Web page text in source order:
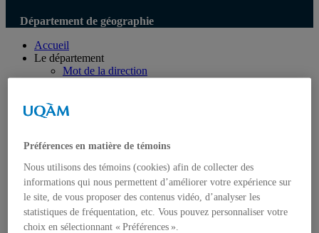
Département de géographie
Accueil
Le département
Mot de la direction
Programmes
Doctorat en géographie
Corps enseignant
Professeur.e.s régulie.è.r.e.s
Professeur.e.s associé.e.s
Professeur.e.s invité.e.s
Chargé.e.s de cours de géographie
Préférences en matière de témoins
Nous utilisons des témoins (cookies) afin de collecter des
informations qui nous permettent d’améliorer votre expérience sur
le site, de vous proposer des contenus vidéo, d’analyser les
statistiques de fréquentation, etc. Vous pouvez personnaliser votre
choix en sélectionnant « Préférences ».